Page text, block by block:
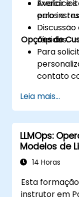
Avaliar e
erros e
pelo
rápidos.
Opções de
Para
contato
Leia mais...
LLMOps:
Modelos de
Produção
14 Horas
Esta
instrutor em